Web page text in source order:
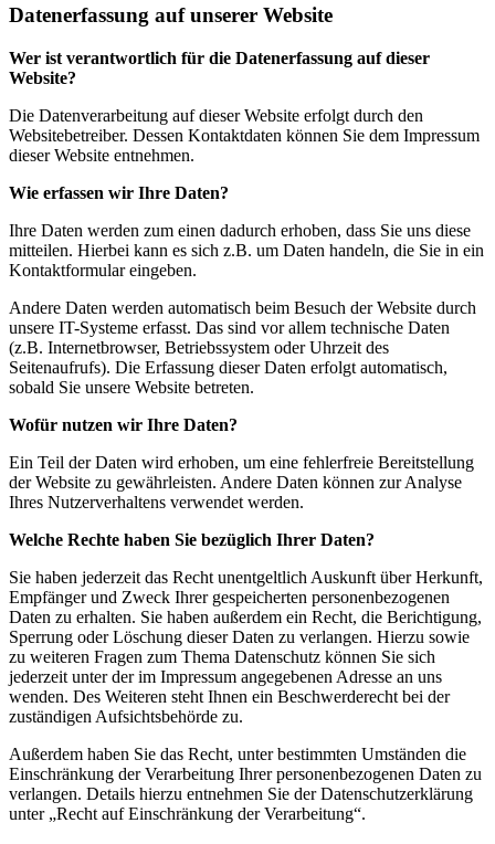
Datenerfassung auf unserer Website
Wer ist verantwortlich für die Datenerfassung auf dieser
Website?
Die Datenverarbeitung auf dieser Website erfolgt durch den
Websitebetreiber. Dessen Kontaktdaten können Sie dem Impressum
dieser Website entnehmen.
Wie erfassen wir Ihre Daten?
Ihre Daten werden zum einen dadurch erhoben, dass Sie uns diese
mitteilen. Hierbei kann es sich z.B. um Daten handeln, die Sie in ein
Kontaktformular eingeben.
Andere Daten werden automatisch beim Besuch der Website durch
unsere IT-Systeme erfasst. Das sind vor allem technische Daten
(z.B. Internetbrowser, Betriebssystem oder Uhrzeit des
Seitenaufrufs). Die Erfassung dieser Daten erfolgt automatisch,
sobald Sie unsere Website betreten.
Wofür nutzen wir Ihre Daten?
Ein Teil der Daten wird erhoben, um eine fehlerfreie Bereitstellung
der Website zu gewährleisten. Andere Daten können zur Analyse
Ihres Nutzerverhaltens verwendet werden.
Welche Rechte haben Sie bezüglich Ihrer Daten?
Sie haben jederzeit das Recht unentgeltlich Auskunft über Herkunft,
Empfänger und Zweck Ihrer gespeicherten personenbezogenen
Daten zu erhalten. Sie haben außerdem ein Recht, die Berichtigung,
Sperrung oder Löschung dieser Daten zu verlangen. Hierzu sowie
zu weiteren Fragen zum Thema Datenschutz können Sie sich
jederzeit unter der im Impressum angegebenen Adresse an uns
wenden. Des Weiteren steht Ihnen ein Beschwerderecht bei der
zuständigen Aufsichtsbehörde zu.
Außerdem haben Sie das Recht, unter bestimmten Umständen die
Einschränkung der Verarbeitung Ihrer personenbezogenen Daten zu
verlangen. Details hierzu entnehmen Sie der Datenschutzerklärung
unter „Recht auf Einschränkung der Verarbeitung“.